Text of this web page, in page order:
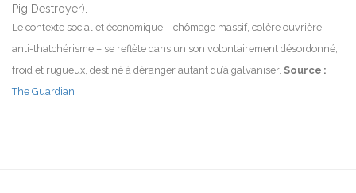
Pig Destroyer).
Le contexte social et économique – chômage massif, colère ouvrière,
anti-thatchérisme – se reflète dans un son volontairement désordonné,
froid et rugueux, destiné à déranger autant qu’à galvaniser. Source :
The Guardian